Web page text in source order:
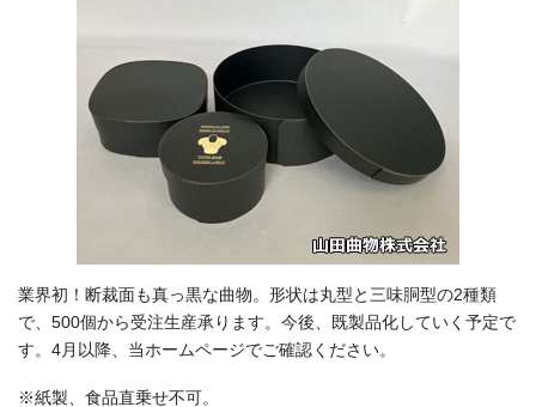
業界初！断裁面も真っ黒な曲物。形状は丸型と三味胴型の2種類
で、500個から受注生産承ります。今後、既製品化していく予定で
す。4月以降、当ホームページでご確認ください。
※紙製、食品直乗せ不可。